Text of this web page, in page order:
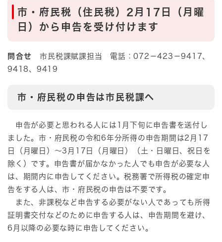
市・府民税（住民税）2月17日（月曜
日）から申告を受け付けます
問合せ 市民税課賦課担当 電話：072－423－9417、
9418、9419​
市・府民税の申告は市民税課へ
申告が必要と思われる人には1月下旬に申告書を送付し
ました。市・府民税の令和6年分所得の申告期間は2月17
日（月曜日）～3月17日（月曜日）（土・日曜日、祝日を
除く）です。申告書が届かなかった人でも申告が必要な人
は、期間内に申告してください。税務署で所得税の確定申
告をする人は、市・府民税の申告は不要です。
また、非課税など申告する必要がない人であっても所得
証明書交付などのために申告する人は、申告期間を避け、
6月以降の必要な時に申告してください。